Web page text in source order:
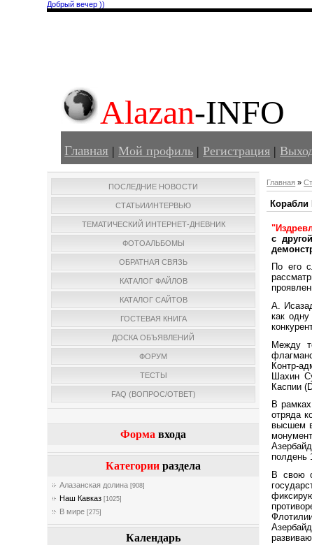
Добрый вечер ))
Alazan-INFO
Главная |Мой профиль |Регистрация |
ПОСЛЕДНИЕ НОВОСТИ
СТАТЬИ/ИНТЕРВЬЮ
ТЕМАТИЧЕСКИЙ ИНТЕРНЕТ-ДНЕВНИК
ФОТОАЛЬБОМЫ
ОБРАТНАЯ СВЯЗЬ
КАТАЛОГ ФАЙЛОВ
КАТАЛОГ САЙТОВ
ГОСТЕВАЯ КНИГА
ДОСКА ОБЪЯВЛЕНИЙ
ФОРУМ
ТЕСТЫ
FAQ (ВОПРОС/ОТВЕТ)
Форма входа
Категории раздела
Алазанская долина [908]
Наш Кавказ [1025]
В мире [275]
Календарь
Главная »
с
По его
А.
как
Между
Контр-
Шахин
Каспии
В
отряда
высшем
полдень
В свою